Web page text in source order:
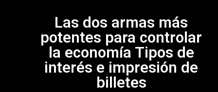
Las dos armas más
potentes para controlar
la economía Tipos de
interés e impresión de
billetes